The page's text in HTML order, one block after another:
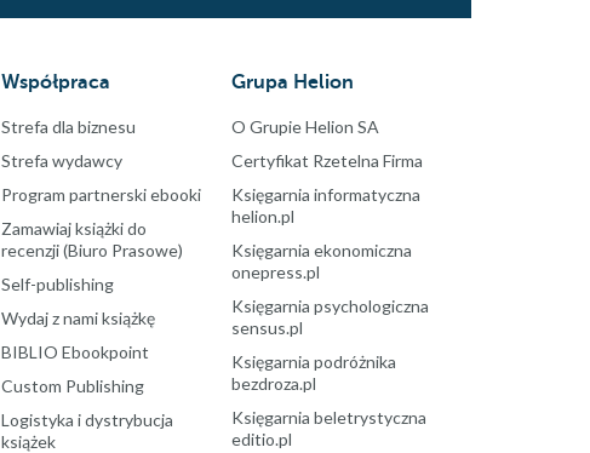
Współpraca
Strefa dla biznesu
Strefa wydawcy
Program partnerski ebooki
Zamawiaj książki do
recenzji (Biuro Prasowe)
Self-publishing
Wydaj z nami książkę
BIBLIO Ebookpoint
Custom Publishing
Logistyka i dystrybucja
książek
Grupa Helion
O Grupie Helion SA
Certyfikat Rzetelna Firma
Księgarnia informatyczna
helion.pl
Księgarnia ekonomiczna
onepress.pl
Księgarnia psychologiczna
sensus.pl
Księgarnia podróżnika
bezdroza.pl
Księgarnia beletrystyczna
editio.pl